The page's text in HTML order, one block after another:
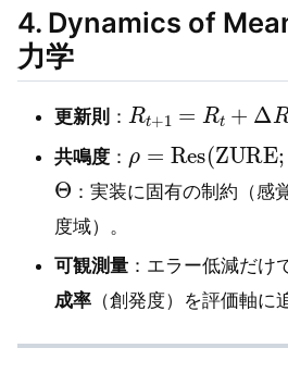
4. Dynamics of
力学
更新則 ：
Rt t+ Δ (
共鳴度 ：
Res ZURE;Δ
Θ
：実装に固有の制約（感
度域）。
可観測量 ：エラー低減だけ
成率 （創発度）を評価軸に